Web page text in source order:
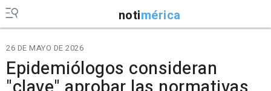
notimérica
26 DE MAYO DE 2026
Epidemiólogos consideran